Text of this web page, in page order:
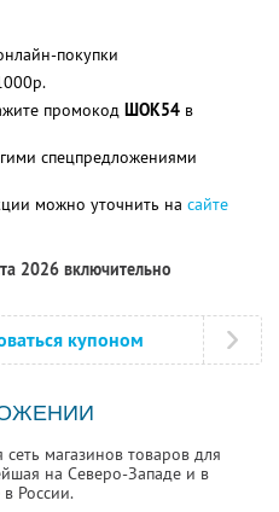
покупки
промокод ШОК54 в
спецпредложениями
можно уточнить на сайте
2026 включительно
купоном
магазинов товаров для
на Северо-Западе и в
России.